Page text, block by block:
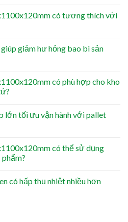
có tương thích với
giảm hư hỏng bao bì sản
có phù hợp cho kho
lớn tối ưu vận hành với pallet
có thể sử dụng
có hấp thụ nhiệt nhiều hơn